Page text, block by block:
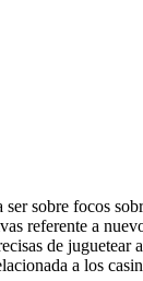
sobre focos
referente a
de juguetear
a los